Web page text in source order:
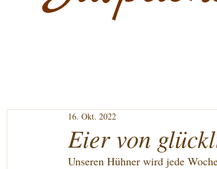
Eier von
16. Okt. 2022
Unseren Hühner wird jede